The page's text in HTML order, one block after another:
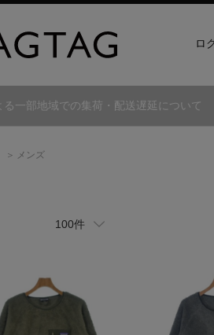
ロ
一部地域での集荷・配送遅延について
メンズ
100件